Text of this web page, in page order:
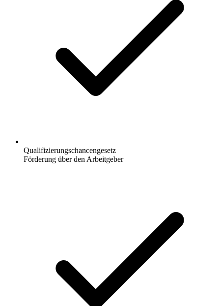
Qualifizierungschancengesetz
Förderung über den Arbeitgeber